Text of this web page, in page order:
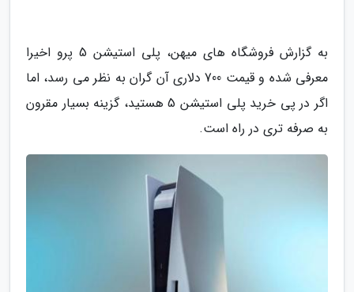
به گزارش فروشگاه های میهن، پلی استیشن 5 پرو اخیرا
معرفی شده و قیمت 700 دلاری آن گران به نظر می رسد، اما
اگر در پی خرید پلی استیشن 5 هستید، گزینه بسیار مقرون
به صرفه تری در راه است.